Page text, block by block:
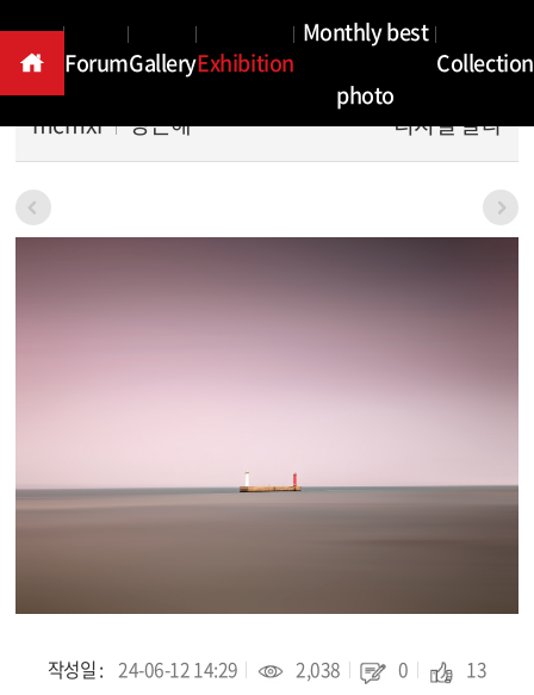
ForumGalleryExhibition
Monthly best
photo
Collection
Exhibition
mcmxi 성근해 디지털 칼라
작성일 : 24-06-12 14:29 2,038 0 13